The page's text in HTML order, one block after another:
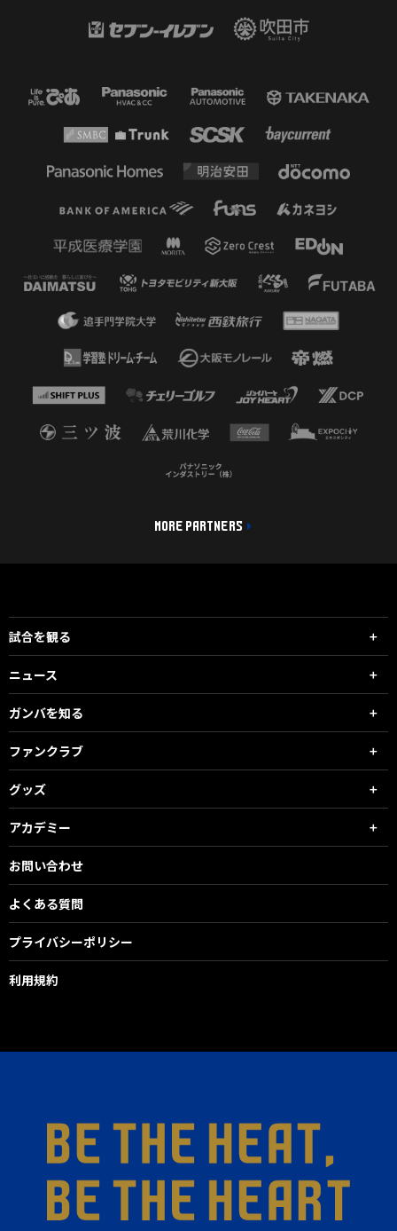
MORE PARTNERS
試合を観る
ニュース
ガンバを知る
ファンクラブ
グッズ
アカデミー
お問い合わせ
よくある質問
プライバシーポリシー
利用規約